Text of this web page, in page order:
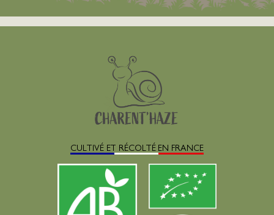
CULTIVÉ ET RÉCOLTÉ EN FRANCE